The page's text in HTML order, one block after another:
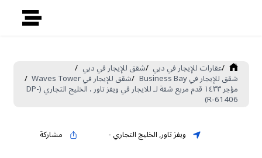
/عقارات للإيجار في دبي /شقق للإيجار في دبي /
شقق للإيجار في Business Bay /شقق للإيجار في Waves Tower /
مؤجر ١٤٣٣ قدم مربع شقة لـ للايجار في ويفز تاور ، الخليج التجاري (DP-
R-61406)
ويفز تاور,الخليج التجاري- مشاركة